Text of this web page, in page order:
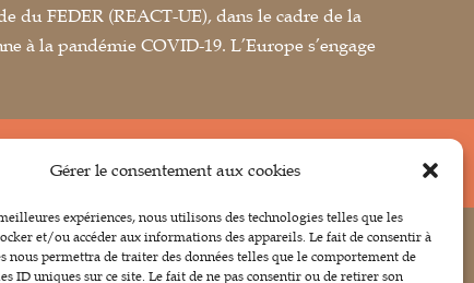
Gérer le consentement aux cookies
expériences, nous utilisons des technologies telles que les
et/ou accéder aux informations des appareils. Le fait de consentir à
nous permettra de traiter des données telles que le comportement de
ID uniques sur ce site. Le fait de ne pas consentir ou de retirer son
du FEDER (REACT-UE), dans le cadre de la
à la pandémie COVID-19. L’Europe s’engage
 